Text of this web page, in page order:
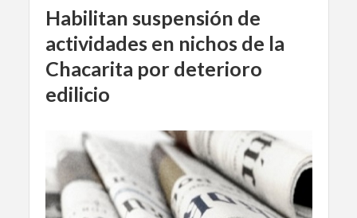
Habilitan suspensión de
actividades en nichos de la
Chacarita por deterioro
edilicio